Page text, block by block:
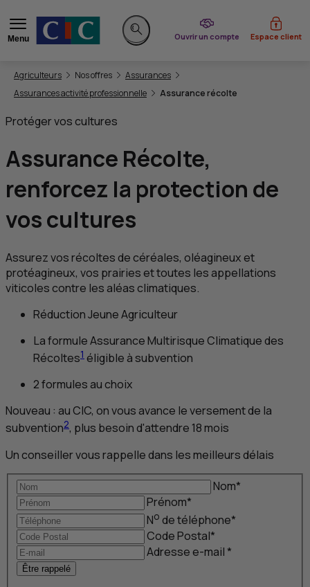
Menu
Rechercher sur le site
Ouvrir un compte
du CIC Espace client
Vous êtes ici:
Agriculteurs Nos offres
Assurances
Assurances activité professionnelle
Assurance récolte
Protéger vos cultures
Assurance Récolte,
renforcez la protection de
vos cultures
Assurez vos récoltes de céréales, oléagineux et
protéagineux, vos prairies et toutes les appellations
viticoles contre les aléas climatiques.
Réduction Jeune Agriculteur
La formule Assurance Multirisque Climatique des
Récoltes1 éligible à subvention
2 formules au choix
Nouveau : auCIC, on vous avance le versement de la
subvention2, plus besoin d'attendre 18 mois
Un conseiller vous rappelle dans les meilleurs délais
Nom*
Prénom*
No de téléphone*
Code Postal*
Adressee-mail*
Être rappelé